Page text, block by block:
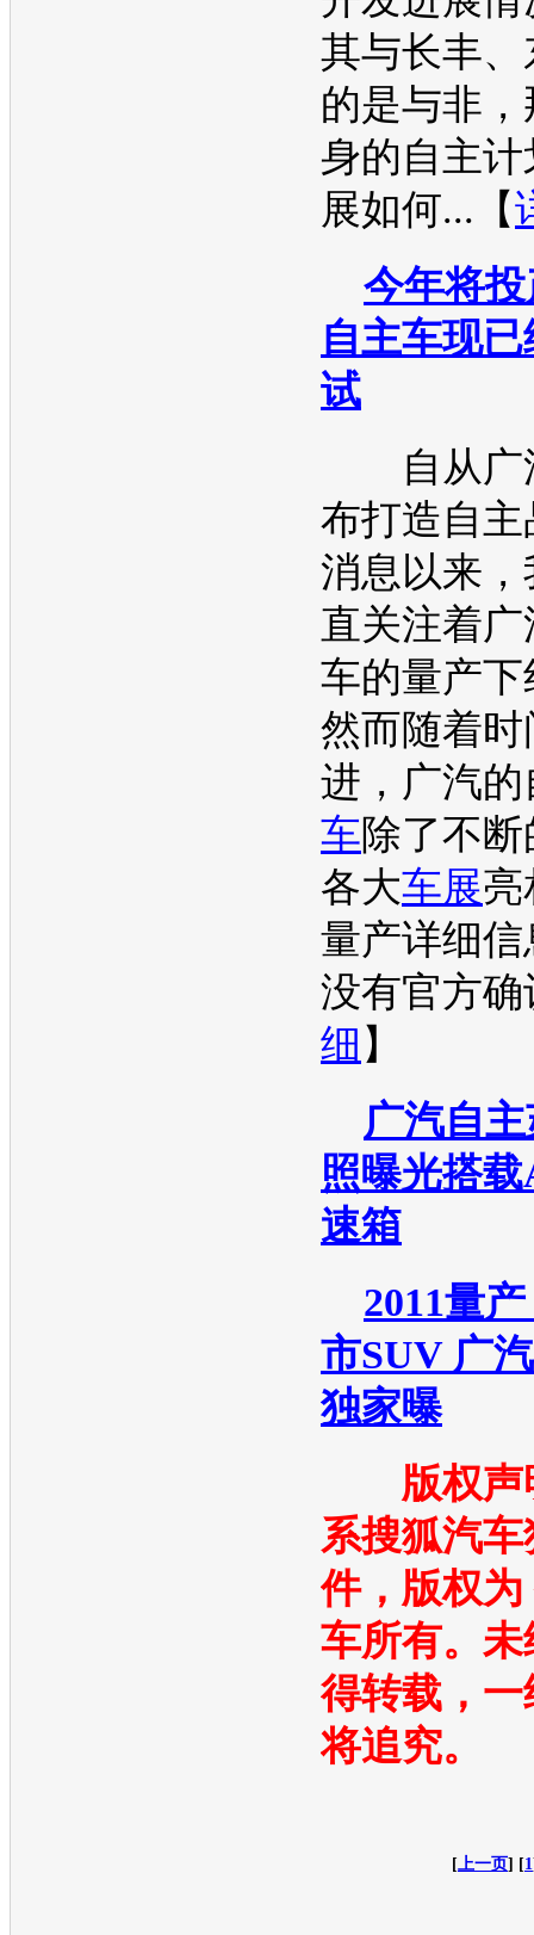
其与长丰
的是与非
身的自主
展如何...【
今年将
自主车现
试
自从广
布打造自
消息以来
直关注着
车的量产
然而随着时
进，广汽的
车除了不
各大车展亮
量产详细
没有官方确
细 】
广汽自
照曝光搭
速箱
2011量
市SUV 广
独家曝
版权声
系搜狐汽车
件，版权为
车所有。
得转载，
将追究。
[ 上一页] [1